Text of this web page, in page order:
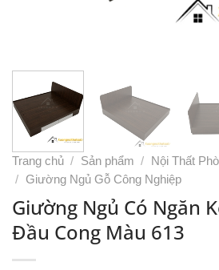
Trang chủ / Sản phẩm / Nội Thất
/ Giường Ngủ Gỗ Công Nghiệp
Giường Ngủ Có Ngăn
Đầu Cong Màu 613